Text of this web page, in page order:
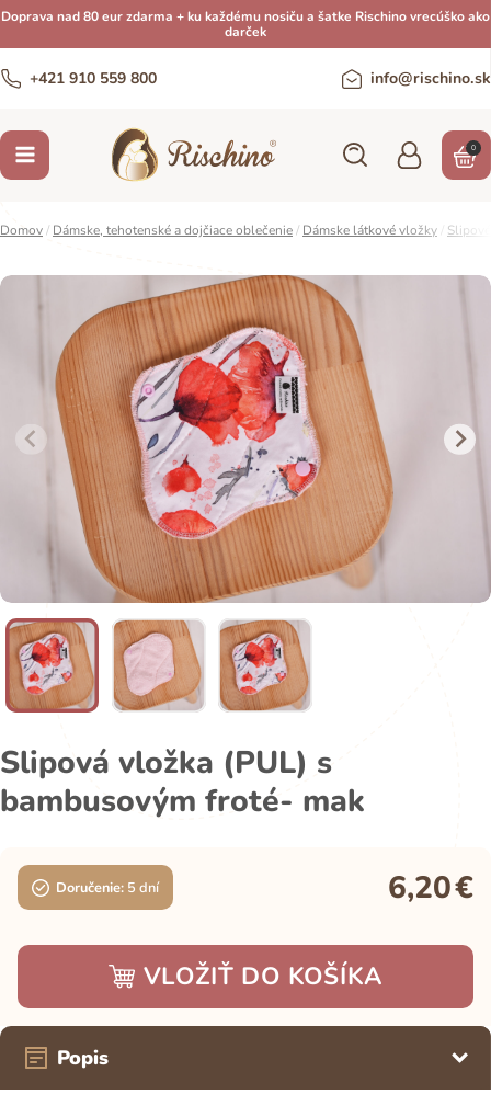
Doprava nad 80 eur zdarma + ku každému nosiču a šatke Rischino vrecúško ako
darček
+421 910 559 800 info@rischino.sk
0
Domov/ Dámske, tehotenské a dojčiace oblečenie/ Dámske látkové vložky
Slipová vložka (PUL) s
bambusovým froté- mak
Doručenie: 5 dní 6,20€
VLOŽIŤ DO KOŠÍKA
Popis